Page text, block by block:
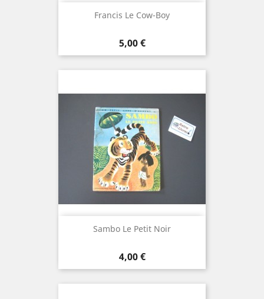
Francis Le Cow-Boy
Prix
5,00 €
Sambo Le Petit Noir
Prix
4,00 €